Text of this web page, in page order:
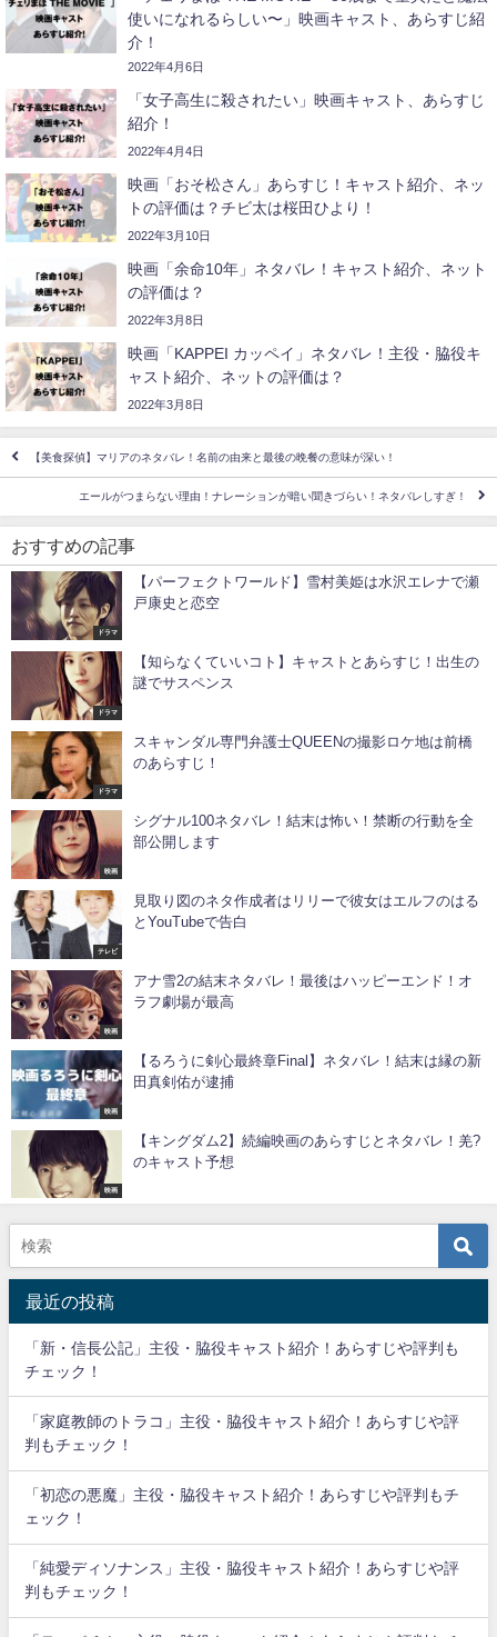
使いになれるらしい〜」映画キャスト、あらすじ紹
介！
2022年4月6日
「女子高生に殺されたい」映画キャスト、あらすじ
紹介！
2022年4月4日
映画「おそ松さん」あらすじ！キャスト紹介、ネッ
トの評価は？チビ太は桜田ひより！
2022年3月10日
映画「余命10年」ネタバレ！キャスト紹介、ネット
の評価は？
2022年3月8日
映画「KAPPEI カッペイ」ネタバレ！主役・脇役キ
ャスト紹介、ネットの評価は？
2022年3月8日
【美食探偵】マリアのネタバレ！名前の由来と最後の晩餐の意味が深い！
エールがつまらない理由！ナレーションが暗い聞きづらい！ネタバレしすぎ！
おすすめの記事
ドラマ
【パーフェクトワールド】雪村美姫は水沢エレナで瀬
戸康史と恋空
ドラマ
【知らなくていいコト】キャストとあらすじ！出生の
謎でサスペンス
ドラマ
スキャンダル専門弁護士QUEENの撮影ロケ地は前橋
のあらすじ！
映画
シグナル100ネタバレ！結末は怖い！禁断の行動を全
部公開します
テレビ
見取り図のネタ作成者はリリーで彼女はエルフのはる
とYouTubeで告白
映画
アナ雪2の結末ネタバレ！最後はハッピーエンド！オ
ラフ劇場が最高
映画
【るろうに剣心最終章Final】ネタバレ！結末は縁の新
田真剣佑が逮捕
映画
【キングダム2】続編映画のあらすじとネタバレ！羌?
のキャスト予想
最近の投稿
「新・信長公記」主役・脇役キャスト紹介！あらすじや評判も
チェック！
「家庭教師のトラコ」主役・脇役キャスト紹介！あらすじや評
判もチェック！
「初恋の悪魔」主役・脇役キャスト紹介！あらすじや評判もチ
ェック！
「純愛ディソナンス」主役・脇役キャスト紹介！あらすじや評
判もチェック！